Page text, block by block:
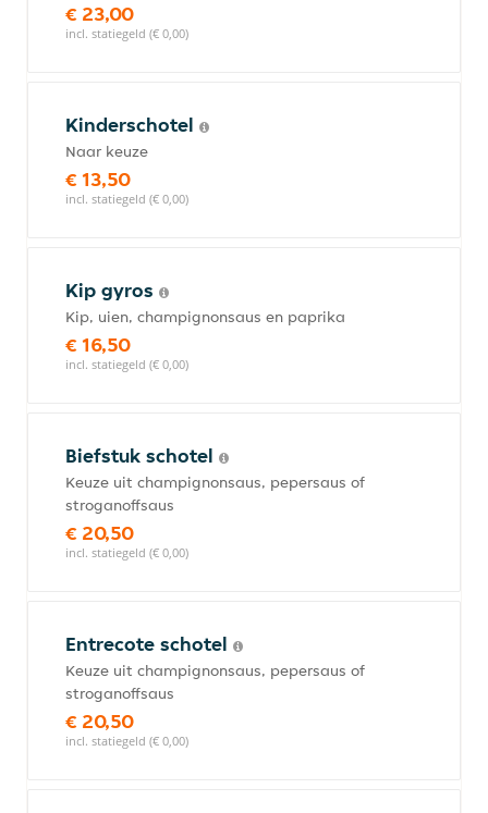
€ 23,00
incl. statiegeld (€ 0,00)
Kinderschotel
Naar keuze
€ 13,50
incl. statiegeld (€ 0,00)
Kip gyros
Kip, uien, champignonsaus en paprika
€ 16,50
incl. statiegeld (€ 0,00)
Biefstuk schotel
Keuze uit champignonsaus, pepersaus of
stroganoffsaus
€ 20,50
incl. statiegeld (€ 0,00)
Entrecote schotel
Keuze uit champignonsaus, pepersaus of
stroganoffsaus
€ 20,50
incl. statiegeld (€ 0,00)